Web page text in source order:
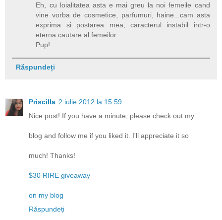
Eh, cu loialitatea asta e mai greu la noi femeile cand
vine vorba de cosmetice, parfumuri, haine...cam asta
exprima si postarea mea, caracterul instabil intr-o
eterna cautare al femeilor...
Pup!
Răspundeți
Priscilla 2 iulie 2012 la 15:59
Nice post! If you have a minute, please check out my
blog and follow me if you liked it. I'll appreciate it so
much! Thanks!
$30 RIRE giveaway
on my blog
Răspundeți